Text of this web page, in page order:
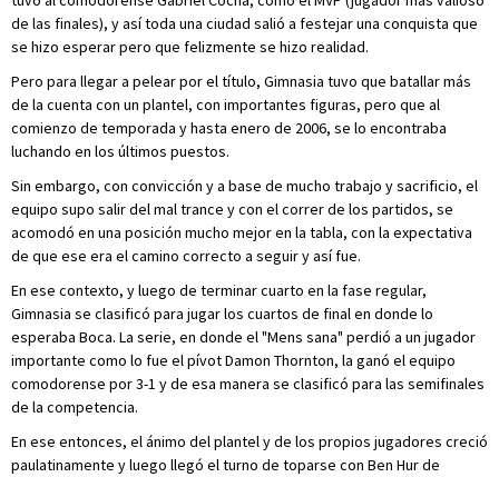
de las finales), y así toda una ciudad salió a festejar una conquista que
se hizo esperar pero que felizmente se hizo realidad.
Pero para llegar a pelear por el título, Gimnasia tuvo que batallar más
de la cuenta con un plantel, con importantes figuras, pero que al
comienzo de temporada y hasta enero de 2006, se lo encontraba
luchando en los últimos puestos.
Sin embargo, con convicción y a base de mucho trabajo y sacrificio, el
equipo supo salir del mal trance y con el correr de los partidos, se
acomodó en una posición mucho mejor en la tabla, con la expectativa
de que ese era el camino correcto a seguir y así fue.
En ese contexto, y luego de terminar cuarto en la fase regular,
Gimnasia se clasificó para jugar los cuartos de final en donde lo
esperaba Boca. La serie, en donde el "Mens sana" perdió a un jugador
importante como lo fue el pívot Damon Thornton, la ganó el equipo
comodorense por 3-1 y de esa manera se clasificó para las semifinales
de la competencia.
En ese entonces, el ánimo del plantel y de los propios jugadores creció
paulatinamente y luego llegó el turno de toparse con Ben Hur de